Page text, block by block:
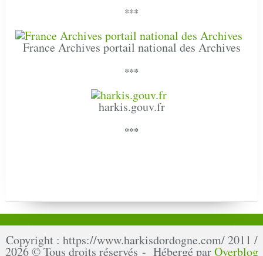
***
France Archives portail national des Archives
***
harkis.gouv.fr
***
Copyright : https://www.harkisdordogne.com/ 2011 /
2026 © Tous droits réservés - Hébergé parOverblog